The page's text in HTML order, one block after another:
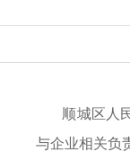
顺城区人民
与企业相关负